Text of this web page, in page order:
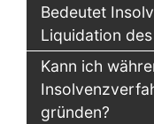
Bedeutet
Liquidation
Kann ich
gründen?